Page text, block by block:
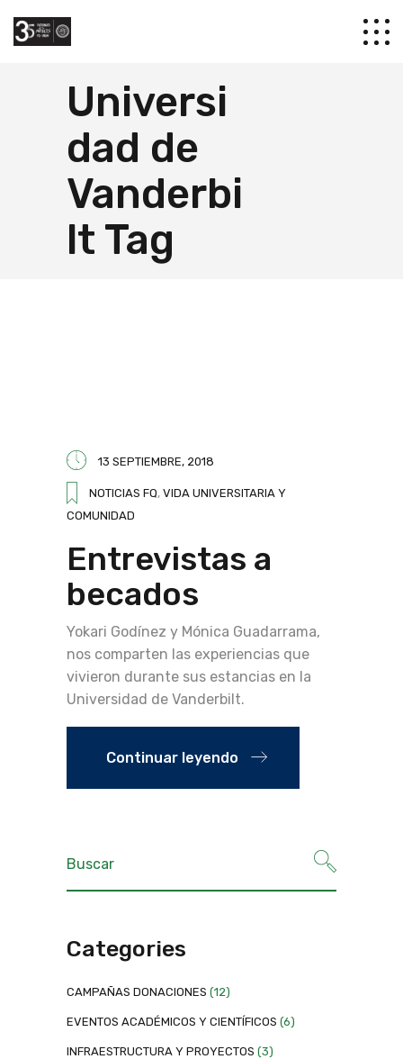
Universi
dad de
Vanderbi
lt Tag
13 SEPTIEMBRE, 2018
NOTICIAS FQ, VIDA UNIVERSITARIA Y
COMUNIDAD
Entrevistas a
becados
Yokari Godínez y Mónica Guadarrama,
nos comparten las experiencias que
vivieron durante sus estancias en la
Universidad de Vanderbilt.
Continuar leyendo
Categories
CAMPAÑAS DONACIONES (12)
EVENTOS ACADÉMICOS Y CIENTÍFICOS (6)
INFRAESTRUCTURA Y PROYECTOS (3)